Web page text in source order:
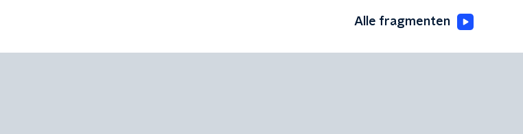
Alle fragmenten